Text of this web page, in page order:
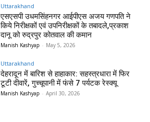
Uttarakhand
एसएसपी उधमसिंहनगर आईपीएस अजय गणपति ने
किये निरीक्षकों एवं उपनिरीक्षकों के तबादले,प्रकाश
दानू को रुद्रपुर कोतवाल की कमान
Manish Kashyap - May 5, 2026
Uttarakhand
देहरादून में बारिश से हाहाकार: सहस्त्रधारा में फिर
टूटी दीवारें, गुच्चूपानी में फंसे 7 पर्यटक रेस्क्यू
Manish Kashyap - April 30, 2026